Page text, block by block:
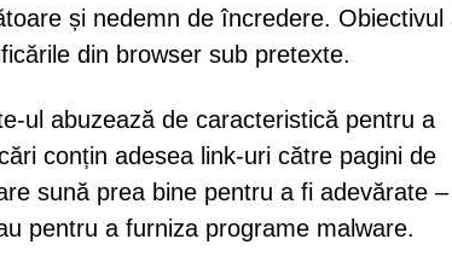
și nedemn de încredere. Obiectivul
din browser sub pretexte.
ul abuzează de caracteristică pentru a
conțin adesea link-uri către pagini de
sună prea bine pentru a fi adevărate
pentru a furniza programe malware.